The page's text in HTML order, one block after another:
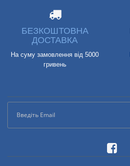
БЕЗКОШТОВНА
ДОСТАВКА
На суму замовлення від 5000
гривень